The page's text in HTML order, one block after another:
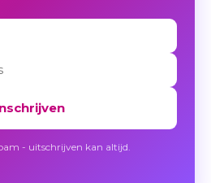
- uitschrijven kan altijd.